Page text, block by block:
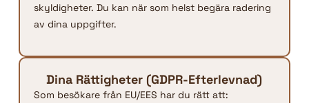
skyldigheter. Du kan när som helst begära radering
av dina uppgifter.
Dina Rättigheter (GDPR-Efterlevnad)
Som besökare från EU/EES har du rätt att: